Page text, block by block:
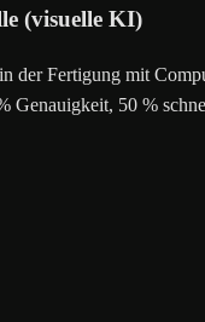
(visuelle KI)
der Fertigung mit
Genauigkeit, 50 %